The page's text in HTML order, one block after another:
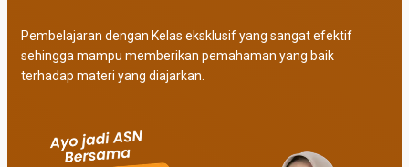
Pembelajaran dengan Kelas eksklusif yang sangat efektif
sehingga mampu memberikan pemahaman yang baik
terhadap materi yang diajarkan.